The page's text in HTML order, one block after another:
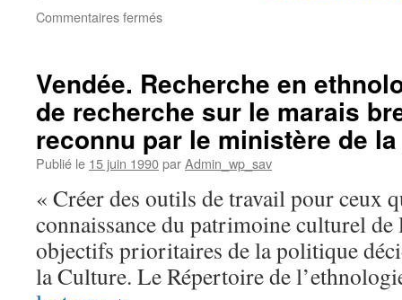
la
la
Culture
Commentaires ferméssur
recherche
sur
le
marais
breton
vendéen.
Recherches,
conférences,
publications
Vendée. Recherche en
de recherche sur le marais
reconnu par le ministère de
Publié le 15 juin 1990parAdmin_wp_sav
« Créer des outils de travail pour ceux
connaissance du patrimoine culturel de
objectifs prioritaires de la politique
la Culture. Le Répertoire de